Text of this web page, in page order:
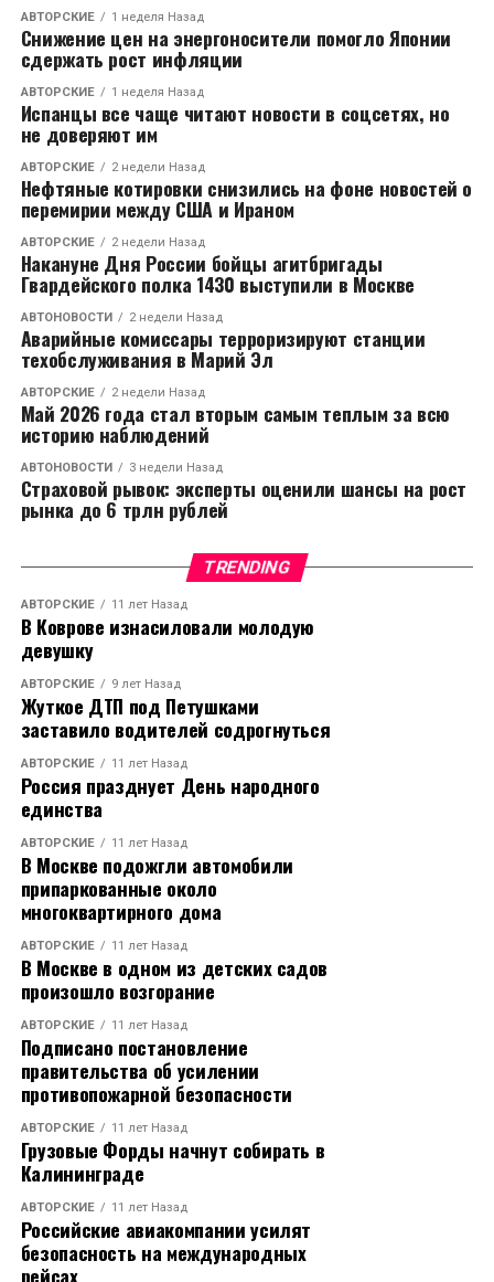
АВТОРСКИЕ 1 неделя Назад
Снижение цен на энергоносители помогло Японии
сдержать рост инфляции
АВТОРСКИЕ 1 неделя Назад
Испанцы все чаще читают новости в соцсетях, но
не доверяют им
АВТОРСКИЕ 2 недели Назад
Нефтяные котировки снизились на фоне новостей о
перемирии между США и Ираном
АВТОРСКИЕ 2 недели Назад
Накануне Дня России бойцы агитбригады
Гвардейского полка 1430 выступили в Москве
АВТОНОВОСТИ 2 недели Назад
Аварийные комиссары терроризируют станции
техобслуживания в Марий Эл
АВТОРСКИЕ 2 недели Назад
Май 2026 года стал вторым самым теплым за всю
историю наблюдений
АВТОНОВОСТИ 3 недели Назад
Страховой рывок: эксперты оценили шансы на рост
рынка до 6 трлн рублей
TRENDING
АВТОРСКИЕ 11 лет Назад
В Коврове изнасиловали молодую
девушку
АВТОРСКИЕ 9 лет Назад
Жуткое ДТП под Петушками
заставило водителей содрогнуться
АВТОРСКИЕ 11 лет Назад
Россия празднует День народного
единства
АВТОРСКИЕ 11 лет Назад
В Москве подожгли автомобили
припаркованные около
многоквартирного дома
АВТОРСКИЕ 11 лет Назад
В Москве в одном из детских садов
произошло возгорание
АВТОРСКИЕ 11 лет Назад
Подписано постановление
правительства об усилении
противопожарной безопасности
АВТОРСКИЕ 11 лет Назад
Грузовые Форды начнут собирать в
Калининграде
АВТОРСКИЕ 11 лет Назад
Российские авиакомпании усилят
безопасность на международных
рейсах